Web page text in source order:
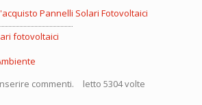
fotovoltaici
commenti. letto 5304 volte